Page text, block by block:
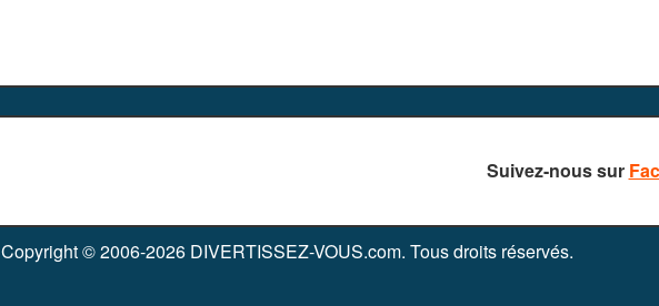
Suivez-nous sur
Copyright © 2006-2026 DIVERTISSEZ-VOUS.com. Tous droits réservés.